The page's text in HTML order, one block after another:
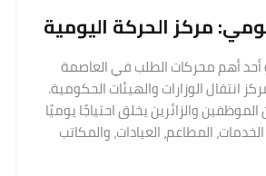
أهم محركات الطلب في العاصمة
انتقال الوزارات والهيئات الحكومية.
والزائرين يخلق احتياجًا يوميًا
المطاعم، العيادات، والمكاتب